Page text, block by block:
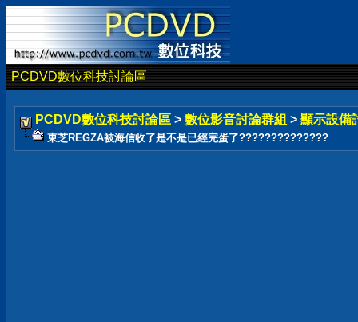
PCDVD數位科技討論區
PCDVD數位科技討論區 > 數位影音討論群組 > 顯示設備
東芝REGZA被海信收了是不是已經完蛋了??????????????